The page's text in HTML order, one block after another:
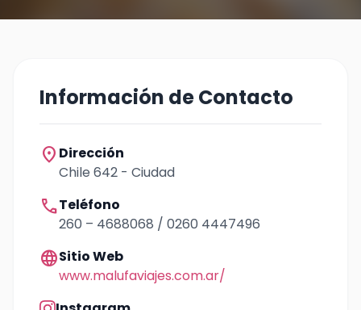
Información de Contacto
location_on Dirección
Chile 642 - Ciudad
callTeléfono
260 – 4688068 / 0260 4447496
languageSitio Web
www.malufaviajes.com.ar/